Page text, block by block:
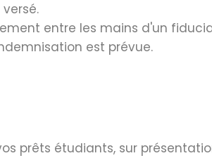
entre les mains d'un
est prévue.
prêts étudiants, sur